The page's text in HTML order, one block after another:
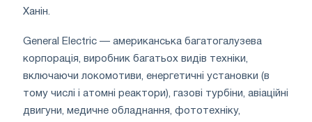
Ханін.
General Electric — американська багатогалузева
корпорація, виробник багатьох видів техніки,
включаючи локомотиви, енергетичні установки (в
тому числі і атомні реактори), газові турбіни, авіаційні
двигуни, медичне обладнання, фототехніку,